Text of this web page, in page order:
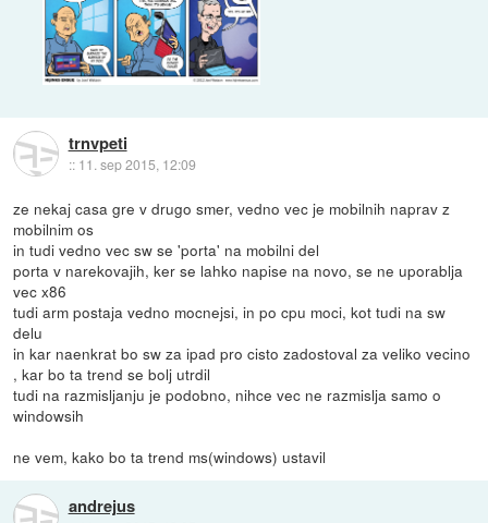
trnvpeti
:: 11. sep 2015, 12:09
ze nekaj casa gre v drugo smer, vedno vec je mobilnih naprav z
mobilnim os
in tudi vedno vec sw se 'porta' na mobilni del
porta v narekovajih, ker se lahko napise na novo, se ne uporablja
vec x86
tudi arm postaja vedno mocnejsi, in po cpu moci, kot tudi na sw
delu
in kar naenkrat bo sw za ipad pro cisto zadostoval za veliko vecino
, kar bo ta trend se bolj utrdil
tudi na razmisljanju je podobno, nihce vec ne razmislja samo o
windowsih
ne vem, kako bo ta trend ms(windows) ustavil
andrejus